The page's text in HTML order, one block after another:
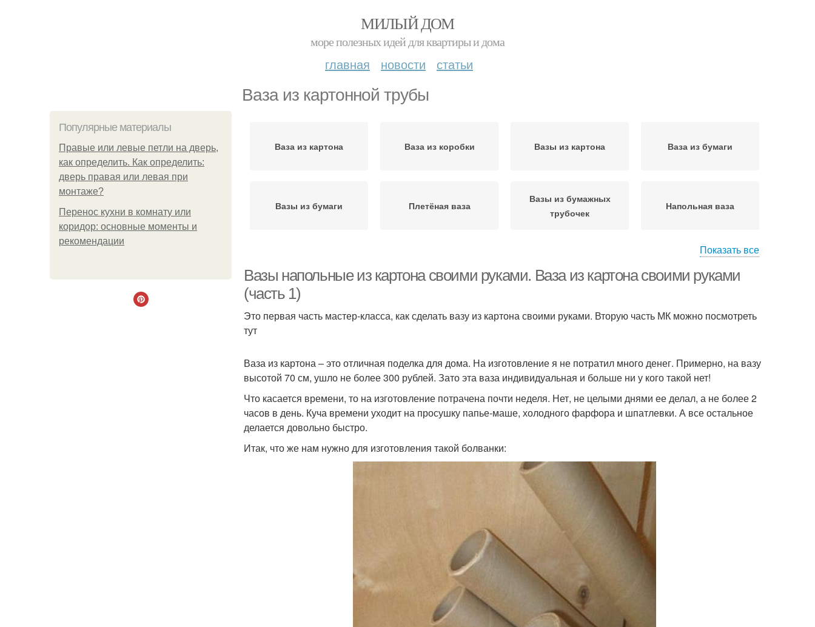
МИЛЫЙ ДОМ
море полезных идей для квартиры и дома
главная новости статьи
Ваза из картонной трубы
Популярные материалы
Правые или левые петли на дверь,
как определить. Как определить:
дверь правая или левая при
монтаже?
Перенос кухни в комнату или
коридор: основные моменты и
рекомендации
Ваза из картона Ваза из коробки Вазы из картона Ваза из бумаги
Вазы из бумаги Плетёная ваза
Вазы из бумажных
трубочек
Напольная ваза
Показать все
Вазы напольные из картона своими руками. Ваза из картона своими руками
(часть 1)
Это первая часть мастер-класса, как сделать вазу из картона своими руками. Вторую часть МК можно посмотреть
тут
Ваза из картона – это отличная поделка для дома. На изготовление я не потратил много денег. Примерно, на вазу
высотой 70 см, ушло не более 300 рублей. Зато эта ваза индивидуальная и больше ни у кого такой нет!
Что касается времени, то на изготовление потрачена почти неделя. Нет, не целыми днями ее делал, а не более 2
часов в день. Куча времени уходит на просушку папье-маше, холодного фарфора и шпатлевки. А все остальное
делается довольно быстро.
Итак, что же нам нужно для изготовления такой болванки: